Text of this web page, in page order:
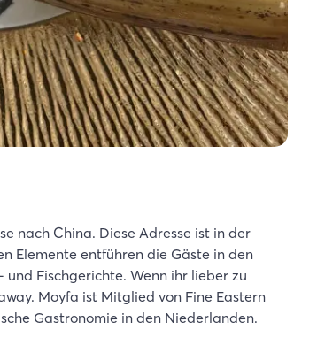
nach China. Diese Adresse ist in der
Elemente entführen die Gäste in den
Fischgerichte. Wenn ihr lieber zu
Moyfa ist Mitglied von Fine Eastern
Gastronomie in den Niederlanden.